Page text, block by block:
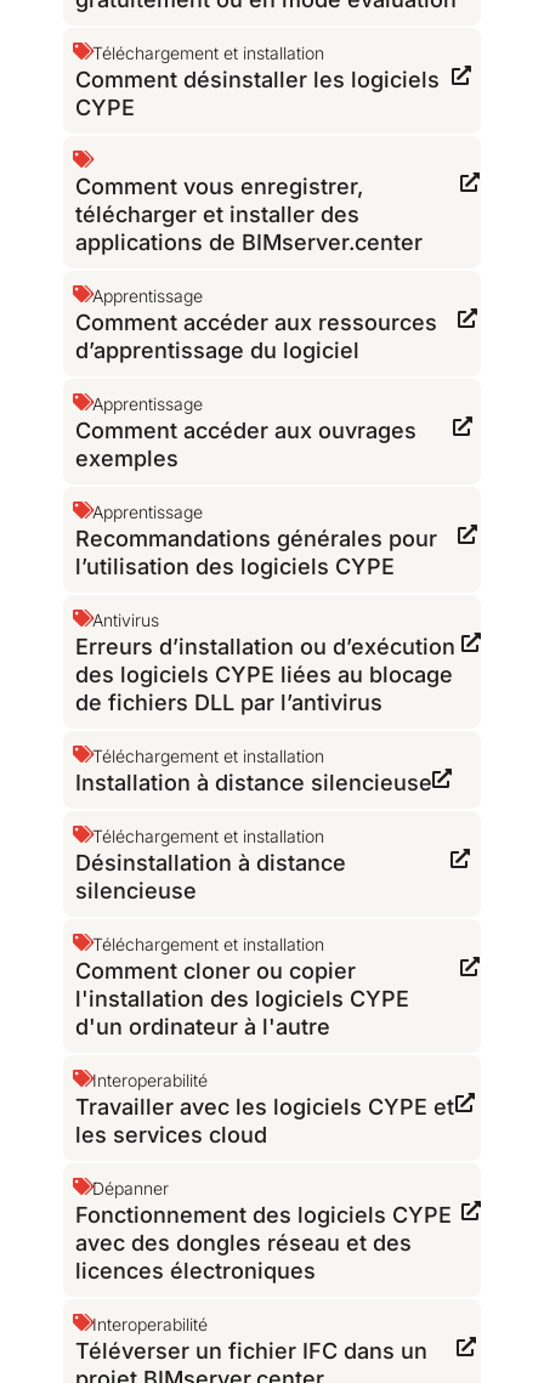
Téléchargement et installation
Comment désinstaller les logiciels
CYPE
Comment vous enregistrer,
télécharger et installer des
applications de BIMserver.center
Apprentissage
Comment accéder aux ressources
d’apprentissage du logiciel
Apprentissage
Comment accéder aux ouvrages
exemples
Apprentissage
Recommandations générales pour
l’utilisation des logiciels CYPE
Antivirus
Erreurs d’installation ou d’exécution
des logiciels CYPE liées au blocage
de fichiers DLL par l’antivirus
Téléchargement et installation
Installation à distance silencieuse
Téléchargement et installation
Désinstallation à distance
silencieuse
Téléchargement et installation
Comment cloner ou copier
l'installation des logiciels CYPE
d'un ordinateur à l'autre
Interoperabilité
Travailler avec les logiciels CYPE et
les services cloud
Dépanner
Fonctionnement des logiciels CYPE
avec des dongles réseau et des
licences électroniques
Interoperabilité
Téléverser un fichier IFC dans un